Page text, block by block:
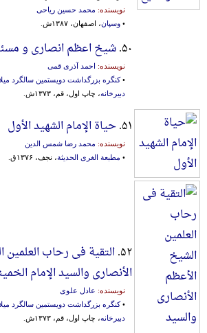
نویسنده: محمد حسین ریاحی
• وسپان، اصفهان، ۱۳۸۷ش.
۵۰. شیخ اعظم انصاری و
نویسنده: احمد آذری قمی
•کنگره بزرگداشت دویستمین سالگرد
دبیرخانه، چاپ اول، قم، ۱۳۷۳ش.
۵۱. حیاة الإمام الشهید الأول
نویسنده: محمد رضا شمس الدین
• مطبعة الغری الحدیثة، نجف، ۱۳۷۶ق.
۵۲. التقیة فی رحاب العلمین
الأنصاری والسید الإمام
نویسنده: عادل علوی
•کنگره بزرگداشت دویستمین سالگرد
دبیرخانه، چاپ اول، قم، ۱۳۷۳ش.